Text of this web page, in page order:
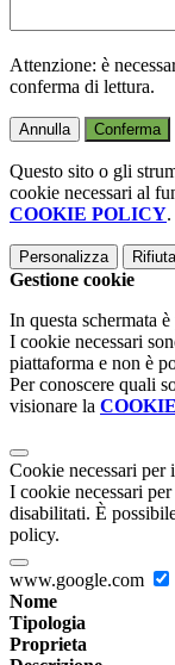
Attenzione: è
conferma di lettura.
Annulla Conferma
Questo sito o gli
cookie necessari al
COOKIE POLICY.
Personalizza
Gestione cookie
In questa schermata
I cookie necessari
piattaforma e non è
Per conoscere quali
visionare la
Cookie necessari per
I cookie necessari
disabilitati. È
policy.
www.google.com
Nome
Tipologia
Proprieta